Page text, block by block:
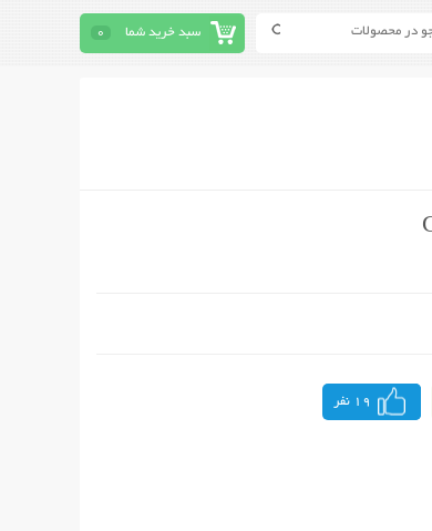
سبد خرید شما 0
19 نفر